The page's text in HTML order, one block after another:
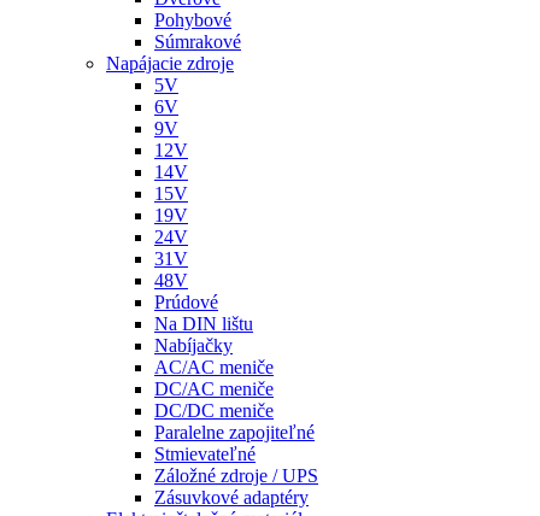
Pohybové
Súmrakové
Napájacie zdroje
5V
6V
9V
12V
14V
15V
19V
24V
31V
48V
Prúdové
Na DIN lištu
Nabíjačky
AC/AC meniče
DC/AC meniče
DC/DC meniče
Paralelne zapojiteľné
Stmievateľné
Záložné zdroje / UPS
Zásuvkové adaptéry